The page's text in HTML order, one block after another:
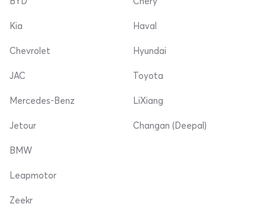
Kia
Chevrolet
Haval
Hyundai
JAC
Mercedes-Benz
Jetour
Toyota
LiXiang
Changan (Deepal)
BMW
Leapmotor
Zeekr